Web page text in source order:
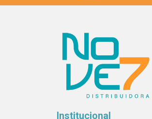
Institucional